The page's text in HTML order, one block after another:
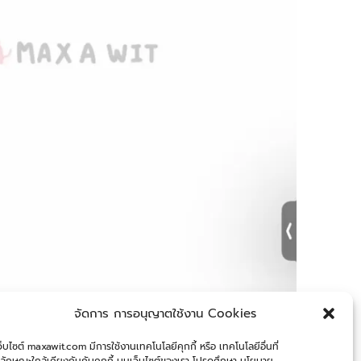
จัดการ การอนุญาตใช้งาน Cookies
บไซต์ maxawit.com มีการใช้งานเทคโนโลยีคุกกี้ หรือ เทคโนโลยีอื่นที่